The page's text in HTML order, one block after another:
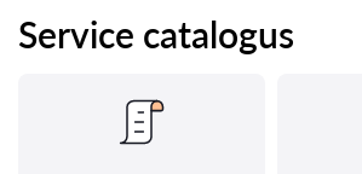
Service catalogus